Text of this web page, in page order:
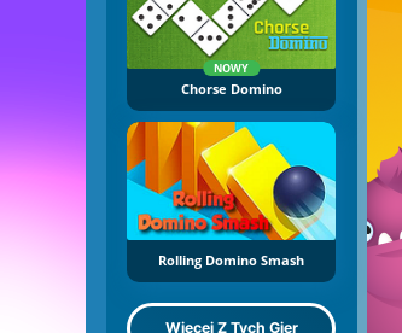
NOWY
Chorse Domino
Rolling Domino Smash
Więcej Z Tych Gier